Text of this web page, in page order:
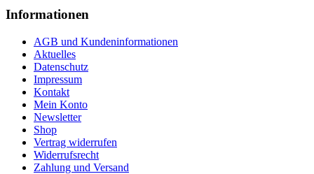
Informationen
AGB und Kundeninformationen
Aktuelles
Datenschutz
Impressum
Kontakt
Mein Konto
Newsletter
Shop
Vertrag widerrufen
Widerrufsrecht
Zahlung und Versand